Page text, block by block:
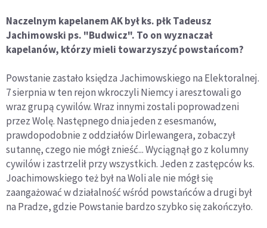
Naczelnym kapelanem AK był ks. płk Tadeusz
Jachimowski ps. "Budwicz". To on wyznaczał
kapelanów, którzy mieli towarzyszyć powstańcom?
Powstanie zastało księdza Jachimowskiego na Elektoralnej.
7 sierpnia w ten rejon wkroczyli Niemcy i aresztowali go
wraz grupą cywilów. Wraz innymi zostali poprowadzeni
przez Wolę. Następnego dnia jeden z esesmanów,
prawdopodobnie z oddziałów Dirlewangera, zobaczył
sutannę, czego nie mógł znieść... Wyciągnął go z kolumny
cywilów i zastrzelił przy wszystkich. Jeden z zastępców ks.
Joachimowskiego też był na Woli ale nie mógł się
zaangażować w działalność wśród powstańców a drugi był
na Pradze, gdzie Powstanie bardzo szybko się zakończyło.